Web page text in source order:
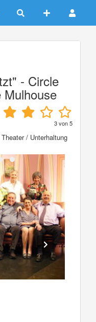
- Circle
3von5
Theater / Unterhaltung